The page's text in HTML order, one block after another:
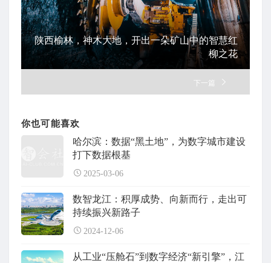
陕西榆林，神木大地，开出一朵矿山中的智慧红
柳之花
下一篇
你也可能喜欢
哈尔滨：数据“黑土地”，为数字城市建设
打下数据根基
2025-03-06
数智龙江：积厚成势、向新而行，走出可
持续振兴新路子
2024-12-06
从工业“压舱石”到数字经济“新引擎”，江